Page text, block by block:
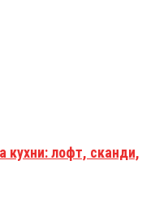
кухни: лофт, сканди,